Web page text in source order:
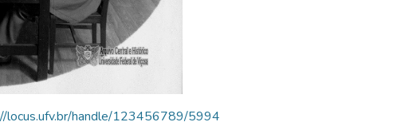
locus.ufv.br/handle/123456789/5994